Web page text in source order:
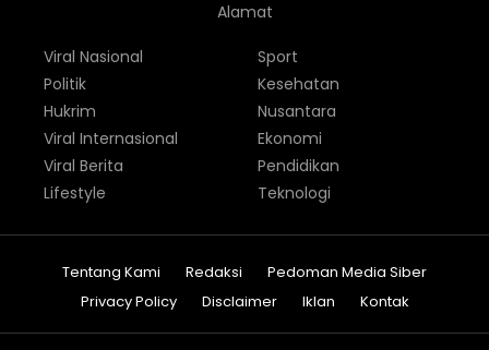
Alamat
Viral Nasional
Politik
Hukrim
Viral Internasional
Viral Berita
Lifestyle
Sport
Kesehatan
Nusantara
Ekonomi
Pendidikan
Teknologi
Tentang Kami Redaksi
Pedoman Media Siber
Privacy Policy
Disclaimer Iklan Kontak